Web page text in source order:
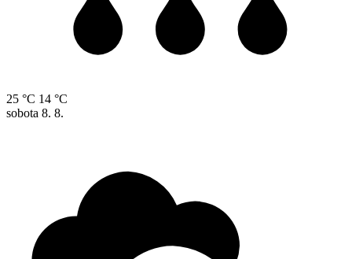
25 °C 14 °C
sobota 8. 8.